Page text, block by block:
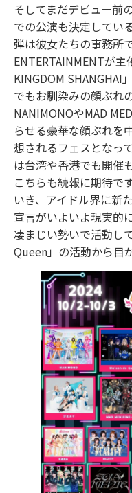
そしてまだデビュー前
での公演も決定してい
弾は彼⼥たちの事務所
ENTERTAINMENTが
KINGDOM SHANGHAI
でもお馴染みの顔ぶれ
NANIMONOやMAD
らせる豪華な顔ぶれを
想されるフェスとなっ
は台湾や⾹港でも開催
こちらも続報に期待で
いき、アイドル界に新
宣⾔がいよいよ現実的
凄まじい勢いで活動し
Queen」の活動から⽬